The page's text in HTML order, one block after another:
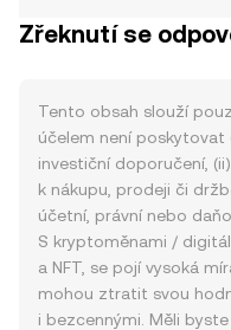
Zřeknutí se
Tento obsah slouží
účelem není
investiční doporučení,
k nákupu, prodeji či
účetní, právní nebo
S kryptoměnami /
a NFT, se pojí vysoká
mohou ztratit svou
i bezcennými. Měli